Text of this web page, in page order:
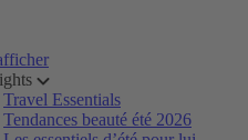
Travel Essentials
Tendances beauté été 2026